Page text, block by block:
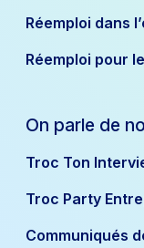
Réemploi dans
Réemploi pour
On parle de
Troc Ton
Troc Party
Communiqués